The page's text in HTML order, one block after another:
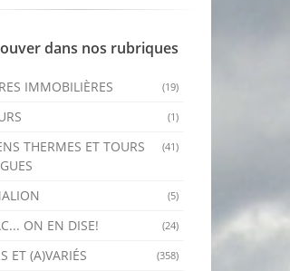
dans nos rubriques
(19)
IMMOBILIÈRES
(1)
(41)
THERMES ET TOURS
(5)
(24)
ON EN DISE!
(358)
ET (A)VARIÉS